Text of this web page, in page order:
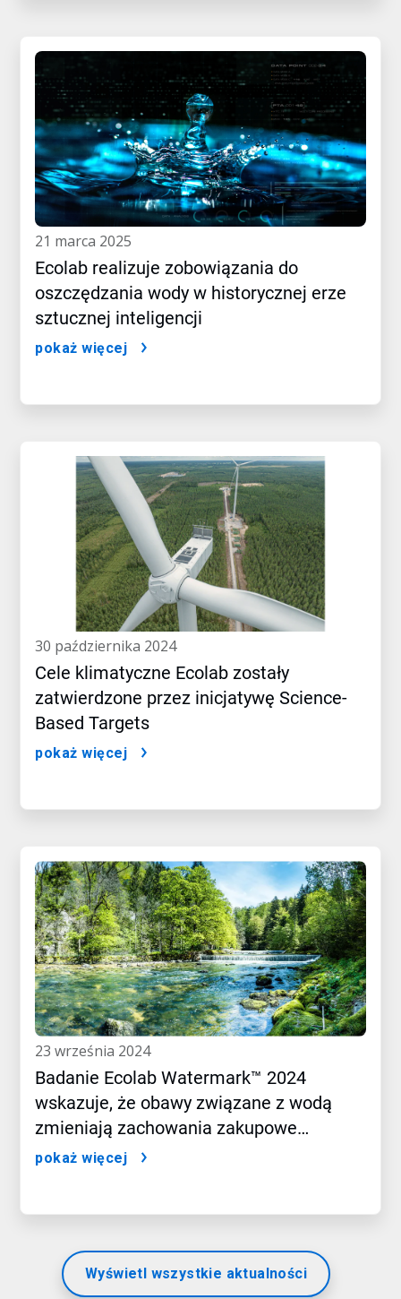
21 marca 2025
Ecolab realizuje zobowiązania do
oszczędzania wody w historycznej erze
sztucznej inteligencji​​​​​​​
pokaż więcej
30 października 2024
Cele klimatyczne Ecolab zostały
zatwierdzone przez inicjatywę Science-
Based Targets
pokaż więcej
23 września 2024
Badanie Ecolab Watermark™ 2024
wskazuje, że obawy związane z wodą
zmieniają zachowania zakupowe
konsumentów
pokaż więcej
Wyświetl wszystkie aktualności